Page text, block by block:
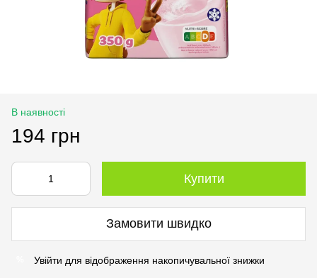
В наявності
194 грн
Купити
Замовити швидко
Увійти для відображення накопичувальної знижки